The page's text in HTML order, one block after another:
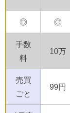
◎ ◎
手数
料
10万
売買
ごと
99円